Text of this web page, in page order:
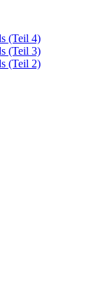
(Teil 4)
(Teil 3)
(Teil 2)